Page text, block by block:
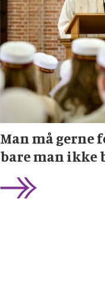
Man må gerne
bare man ikke